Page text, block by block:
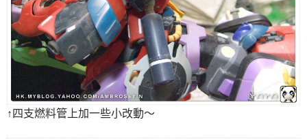
↑四支燃料管上加一些小改動～